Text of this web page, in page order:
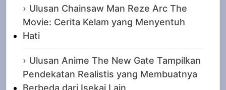
Ulusan Chainsaw Man Reze Arc The
Movie: Cerita Kelam yang Menyentuh
Hati
Ulusan Anime The New Gate Tampilkan
Pendekatan Realistis yang Membuatnya
Berbeda dari Isekai Lain